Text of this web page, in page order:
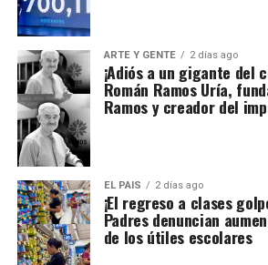
ARTE Y GENTE 2 días ago
¡Adiós a un gigante del
Román Ramos Uría,
Ramos y creador del
EL PAIS 2 días ago
¡El regreso a clases
Padres denuncian
de los útiles escolares